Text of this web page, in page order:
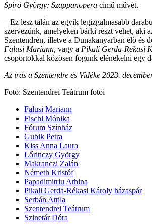
Spiró György: Szappanopera című művét.
– Ez lesz talán az egyik legizgalmasabb
szervezünk, amelyeken bárki részt vehet, aki
Szentendrén, illetve a Dunakanyarban élő és
Falusi Mariann, vagy a Pikali Gerda-Rékasi
csoportokkal közösen fogunk elénekelni egy
Az írás a Szentendre és Vidéke 2023.
Fotó: Szentendrei Teátrum fotói
Falusi Mariann
Fischl Mónika
Fórum Színház
Gubik Petra
Kiss Anna Laura
Lőrinczy György
Makranczi Zalán
Németh Kristóf
Papadimitriu Athina
Pikali Gerda-Rékasi Károly házaspár
Serbán Attila
Szentendrei Teátrum
Szinetár Dóra